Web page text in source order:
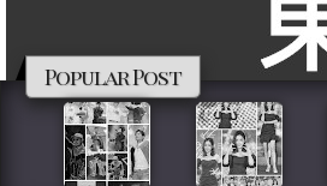
Popular Post